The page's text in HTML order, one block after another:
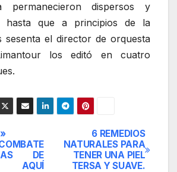
permanecieron dispersos y
hasta que a principios de la
sesenta el director de orquesta
los editó en cuatro
6 REMEDIOS
NATURALES PARA
TENER UNA PIEL
TERSA Y SUAVE.
DE
AQUÍ